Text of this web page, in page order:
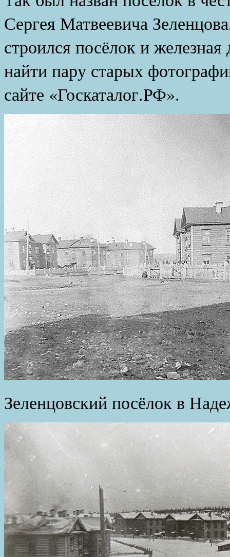
Сергея Матвеевича
строился посёлок и
найти пару старых
сайте «Госкаталог.РФ».
Зеленцовский посёлок в